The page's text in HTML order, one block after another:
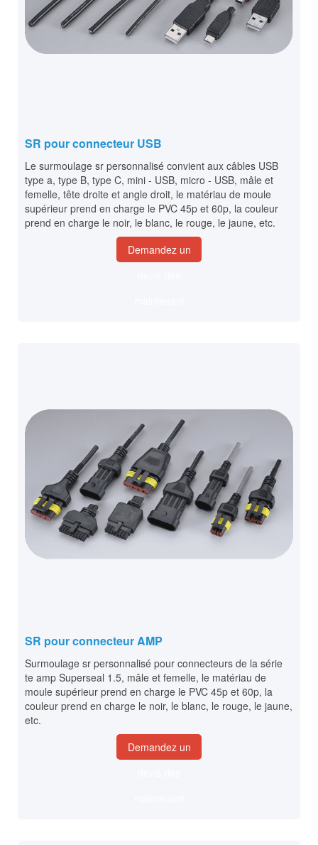
SR pour connecteur USB
Le surmoulage sr personnalisé convient aux câbles USB
type a, type B, type C, mini - USB, micro - USB, mâle et
femelle, tête droite et angle droit, le matériau de moule
supérieur prend en charge le PVC 45p et 60p, la couleur
prend en charge le noir, le blanc, le rouge, le jaune, etc.
Demandez un
SR pour connecteur AMP
Surmoulage sr personnalisé pour connecteurs de la série
te amp Superseal 1.5, mâle et femelle, le matériau de
moule supérieur prend en charge le PVC 45p et 60p, la
couleur prend en charge le noir, le blanc, le rouge, le jaune,
etc.
Demandez un